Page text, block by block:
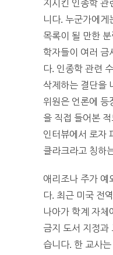
지시킨 인종학 관
니다. 누군가에게
목록이 될 만한
학자들이 여러 금
다. 인종학 관련
삭제하는 결단을
위원은 언론에 등
을 직접 들어본
인터뷰에서 로자
클라크라고 칭하
애리조나 주가 예
다. 최근 미국 전
나아가 학계 자체
금지 도서 지정과
습니다. 한 교사